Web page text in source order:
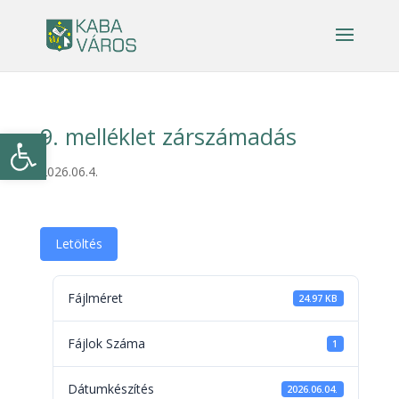
Eszköztár megnyitása
9. melléklet zárszámadás
2026.06.4.
Letöltés
Fájlméret 24.97 KB
Fájlok Száma 1
Dátumkészítés 2026.06.04.